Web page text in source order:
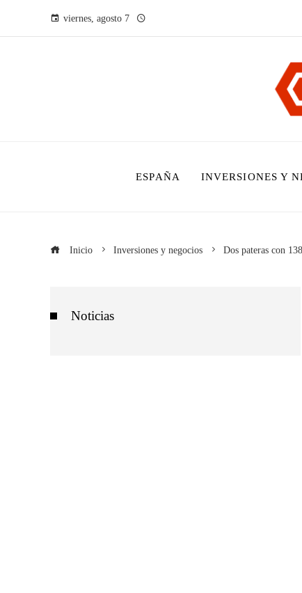
viernes, agosto 7
ESPAÑA INVERSIONES Y
Inicio Inversiones y negocios Dos pateras con
Noticias